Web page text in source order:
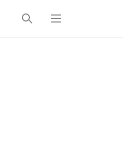
검
메